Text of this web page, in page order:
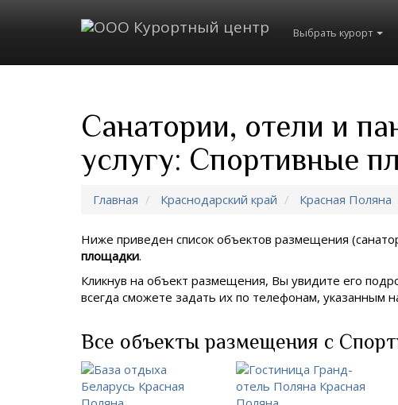
Выбрать курорт
Санатории, отели и
услугу: Спортивные
Главная Краснодарский край Красная Поляна
Ниже приведен список объектов размещения
площадки.
Кликнув на объект размещения, Вы увидите его
всегда сможете задать их по телефонам, указанным
Все объекты размещения с